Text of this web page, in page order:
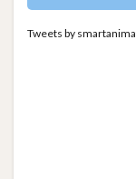
Tweets by